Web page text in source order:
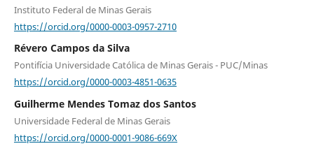
Instituto Federal de Minas Gerais
https://orcid.org/0000-0003-0957-2710
Révero Campos da Silva
Pontifícia Universidade Católica de Minas Gerais - PUC/Minas
https://orcid.org/0000-0003-4851-0635
Guilherme Mendes Tomaz dos Santos
Universidade Federal de Minas Gerais
https://orcid.org/0000-0001-9086-669X